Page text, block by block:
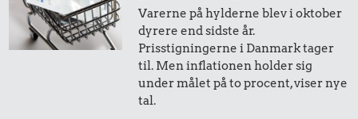
20,-
i 2018
= 23,-
i 2023
Varerne på hylderne blev i oktober
dyrere end sidste år.
Prisstigningerne i Danmark tager
til. Men inflationen holder sig
under målet på to procent, viser nye
tal.